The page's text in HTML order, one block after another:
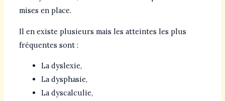
mises en place.
Il en existe plusieurs mais les atteintes les plus
fréquentes sont :
La dyslexie,
La dysphasie,
La dyscalculie,